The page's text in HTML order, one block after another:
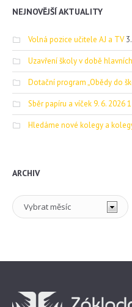
NEJNOVĚJŠÍ AKTUALITY
Volná pozice učitele AJ a TV
Uzavření školy v době
Dotační program „Obědy do
Sběr papíru a víček 9. 6. 2026
Hledáme nové kolegy a
ARCHIV
Archiv